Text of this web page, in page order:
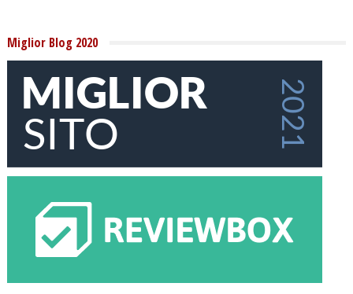
Miglior Blog 2020